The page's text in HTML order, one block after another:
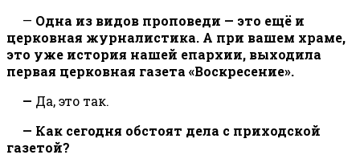
— Одна из видов проповеди — это ещё и
церковная журналистика. А при вашем храме,
это уже история нашей епархии, выходила
первая церковная газета «Воскресение».
— Да, это так.
— Как сегодня обстоят дела с приходской
газетой?